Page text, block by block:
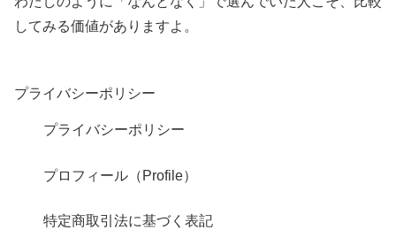
してみる価値がありますよ。
プライバシーポリシー
プライバシーポリシー
プロフィール（Profile）
特定商取引法に基づく表記